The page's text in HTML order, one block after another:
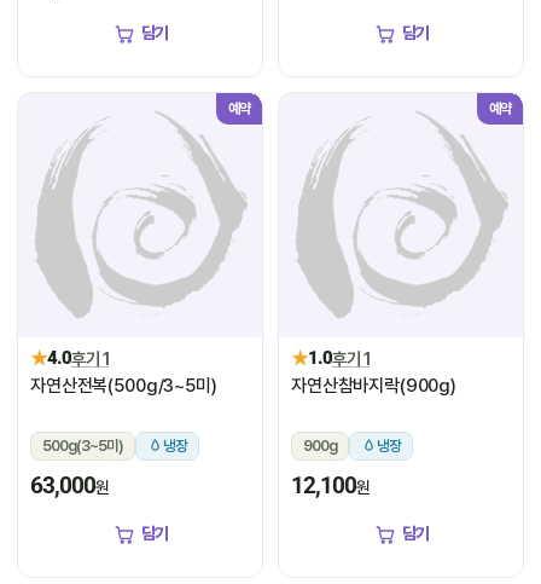
담기 담기
예약
★4.0후기 1
자연산전복(500g/3~5미)
500g(3~5미) 냉장
63,000원
담기
예약
★1.0후기 1
자연산참바지락(900g)
900g 냉장
12,100원
담기